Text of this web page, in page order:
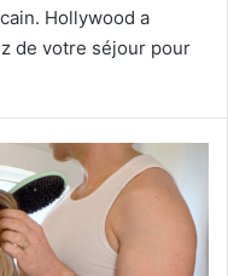
Hollywood a
de votre séjour pour